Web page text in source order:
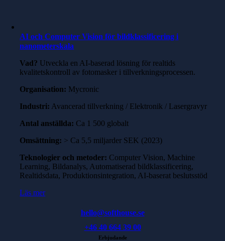
AI och Computer Vision för bildklassificering i
nanometerskala
Vad? Utveckla en AI-baserad lösning för realtids
kvalitetskontroll av fotomasker i tillverkningsprocessen.
Organisation: Mycronic
Industri: Avancerad tillverkning / Elektronik / Lasergravyr
Antal anställda: Ca 1 500 globalt
Omsättning: > Ca 5,5 miljarder SEK (2023)
Teknologier och metoder: Computer Vision, Machine
Learning, Bildanalys, Automatiserad bildklassificering,
Realtidsdata, Produktionsintegration, AI-baserat beslutsstöd
Läs mer
hello@softhouse.se
+46 40 664 39 00
Erbjudande